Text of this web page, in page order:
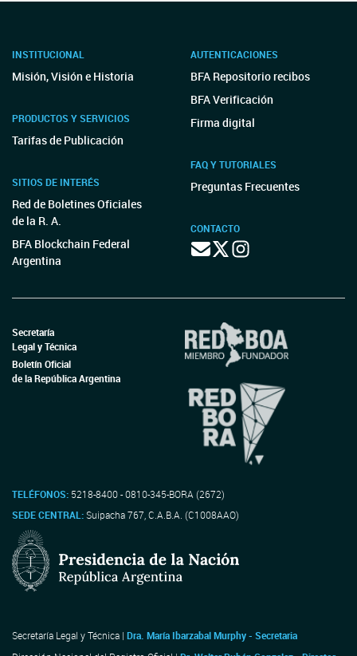
INSTITUCIONAL
Misión, Visión e Historia
PRODUCTOS Y SERVICIOS
Tarifas de Publicación
SITIOS DE INTERÉS
Red de Boletines Oficiales
de la R. A.
BFA Blockchain Federal
Argentina
AUTENTICACIONES
BFA Repositorio recibos
BFA Verificación
Firma digital
FAQ Y TUTORIALES
Preguntas Frecuentes
CONTACTO
Secretaría
Legal y Técnica
Boletín Oficial
de la República Argentina
TELÉFONOS: 5218-8400 - 0810-345-BORA (2672)
SEDE CENTRAL:Suipacha 767, C.A.B.A. (C1008AAO)
Secretaría Legal y Técnica | Dra. María Ibarzabal Murphy - Secretaria